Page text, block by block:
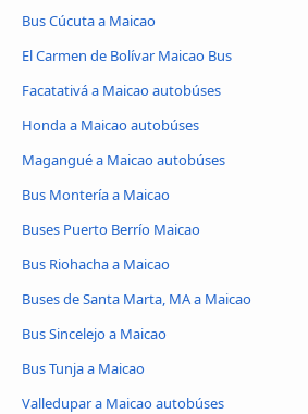
Bus Cúcuta a Maicao
El Carmen de Bolívar Maicao Bus
Facatativá a Maicao autobúses
Honda a Maicao autobúses
Magangué a Maicao autobúses
Bus Montería a Maicao
Buses Puerto Berrío Maicao
Bus Riohacha a Maicao
Buses de Santa Marta, MA a Maicao
Bus Sincelejo a Maicao
Bus Tunja a Maicao
Valledupar a Maicao autobúses